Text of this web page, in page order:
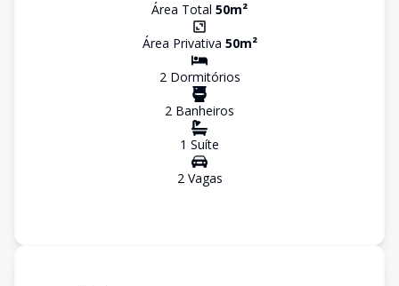
Área Total 50m²
Área Privativa 50m²
2Dormitórios
2 Banheiros
1 Suíte
2Vagas